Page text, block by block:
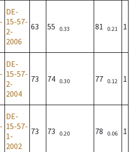
DE-
15-57-
2-
2006
63 55 0.33 81 0.21 1
DE-
15-57-
2-
2004
73 74 0.30 77 0.12 1
DE-
15-57-
1-
2002
73 73 0.20 78 0.06 1